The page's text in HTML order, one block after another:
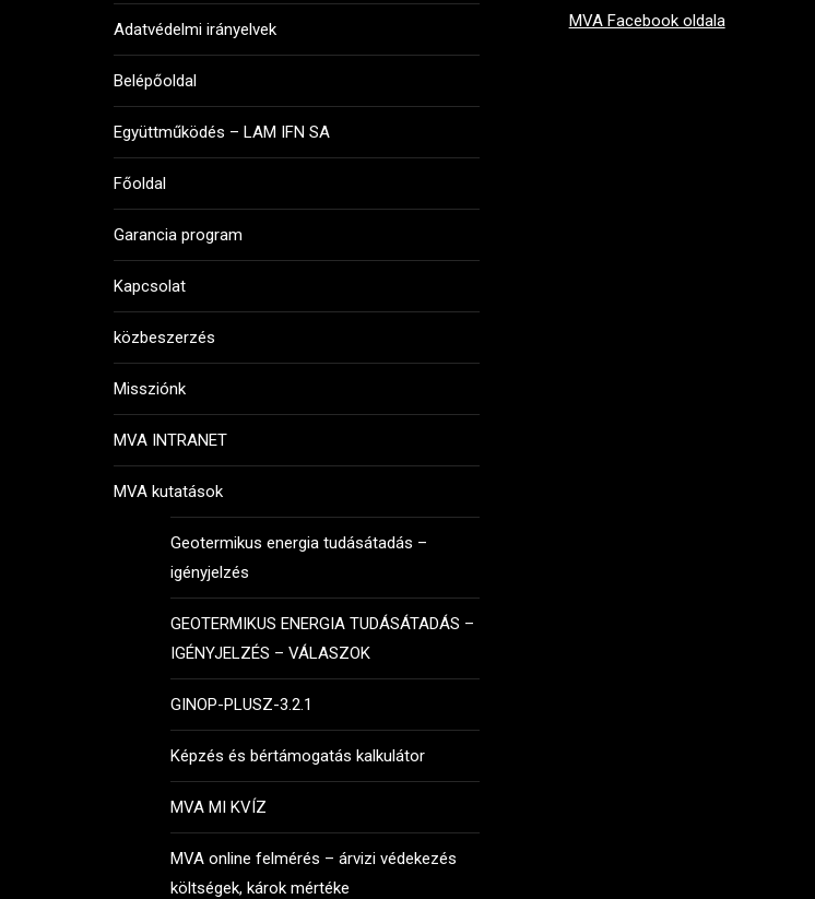
Adatvédelmi irányelvek
Belépőoldal
Együttműködés – LAM IFN SA
Főoldal
Garancia program
Kapcsolat
közbeszerzés
Missziónk
MVA INTRANET
MVA kutatások
Geotermikus energia tudásátadás –
igényjelzés
GEOTERMIKUS ENERGIA TUDÁSÁTADÁS –
IGÉNYJELZÉS – VÁLASZOK
GINOP-PLUSZ-3.2.1
Képzés és bértámogatás kalkulátor
MVA MI KVÍZ
MVA online felmérés – árvizi védekezés
költségek, károk mértéke
MVA Facebook oldala